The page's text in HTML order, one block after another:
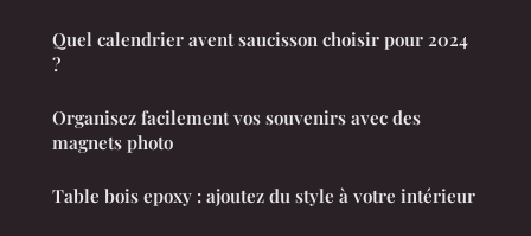
Quel calendrier avent saucisson choisir pour 2024
?
Organisez facilement vos souvenirs avec des
magnets photo
Table bois epoxy : ajoutez du style à votre intérieur